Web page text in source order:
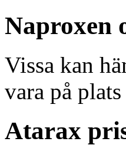
Naproxen
Vissa kan
vara på
Atarax